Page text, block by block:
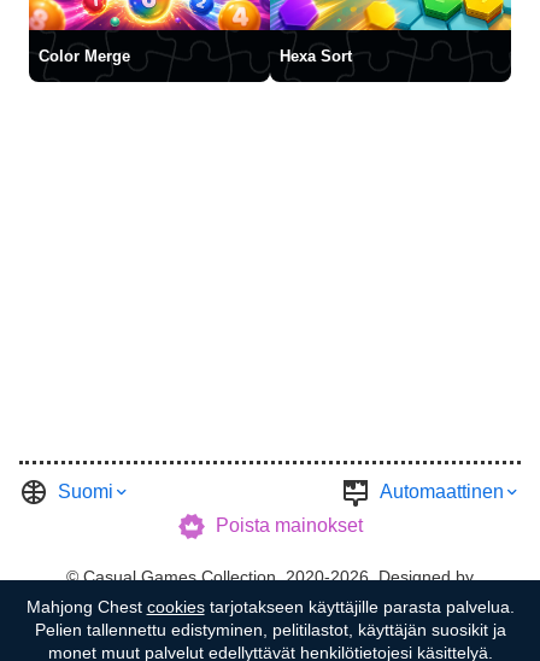
Color Merge Hexa Sort
Suomi
Automaattinen
Poista mainokset
©Casual Games Collection, 2020-2026. Designed by
FINAL LEVEL. Käyttöehdot Tietosuoja Garažen isäntä
Mahjong Chest cookiestarjotakseen käyttäjille parasta palvelua.
Pelien tallennettu edistyminen, pelitilastot, käyttäjän suosikit ja
monet muut palvelut edellyttävät henkilötietojesi käsittelyä.